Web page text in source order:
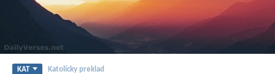
KAT Katolícky preklad